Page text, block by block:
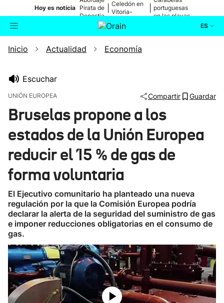
Hoy es noticia Pirata de
Donostia
Celedón en
Vitoria-
portuguesas
en las playas
ES
Buscador Actualidad
Ikusmiran
Eguraldia
Inicio Actualidad Economía
Escuchar
UNIÓN EUROPEA Compartir Guardar
Bruselas propone a los
estados de la Unión Europea
reducir el 15 % de gas de
forma voluntaria
El Ejecutivo comunitario ha planteado una nueva
regulación por la que la Comisión Europea podría
declarar la alerta de la seguridad del suministro de gas
e imponer reducciones obligatorias en el consumo de
gas.